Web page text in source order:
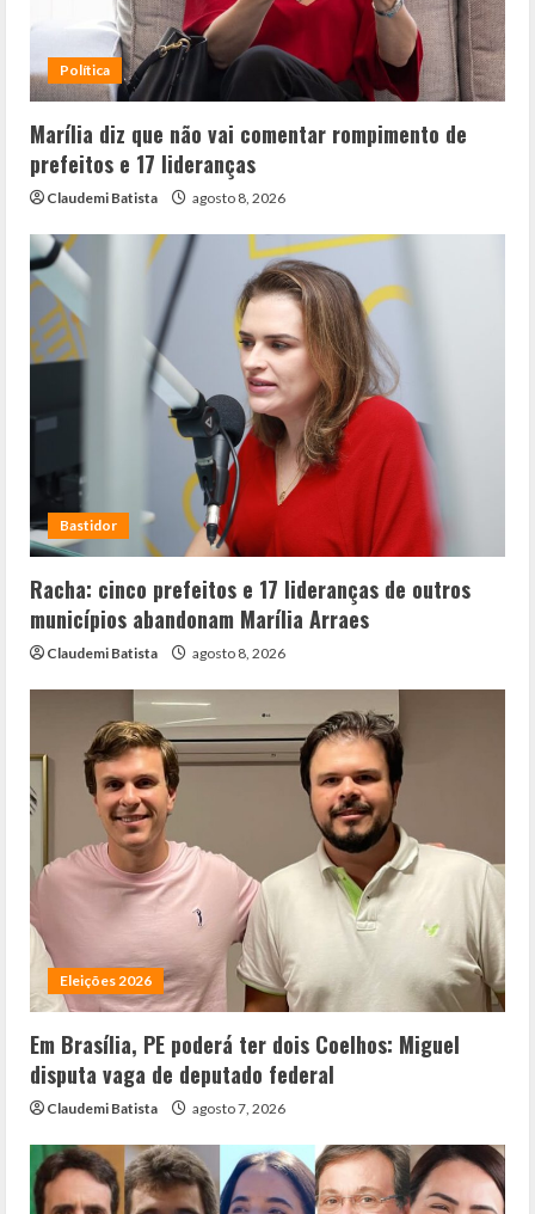
Política
Marília diz que não vai comentar rompimento de
prefeitos e 17 lideranças
Claudemi Batista agosto 8, 2026
Bastidor
Racha: cinco prefeitos e 17 lideranças de outros
municípios abandonam Marília Arraes
Claudemi Batista agosto 8, 2026
Eleições 2026
Em Brasília, PE poderá ter dois Coelhos: Miguel
disputa vaga de deputado federal
Claudemi Batista agosto 7, 2026